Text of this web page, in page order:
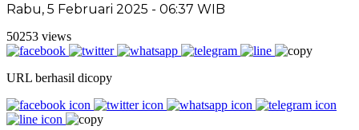
Rabu, 5 Februari 2025 - 06:37 WIB
50253 views
URL berhasil dicopy